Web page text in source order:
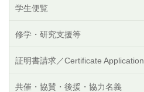
学生便覧
修学・研究支援等
証明書請求／Certificate Application
共催・協賛・後援・協力名義